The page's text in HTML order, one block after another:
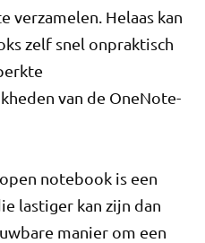
verzamelen. Helaas kan
zelf snel onpraktisch
van de OneNote-
notebook is een
lastiger kan zijn dan
manier om een